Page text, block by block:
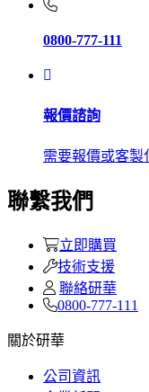
0800-777-111
報價諮詢
需要報價或客製
聯繫我們
立即購買
技術支援
聯絡研華
0800-777-111
關於研華
公司資訊